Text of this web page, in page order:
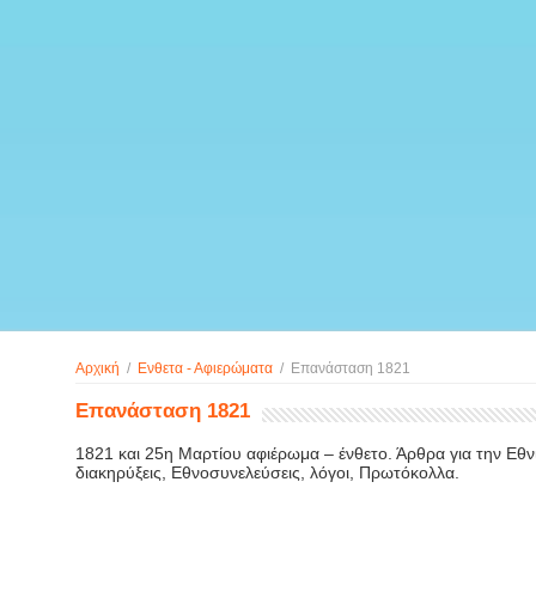
Αρχική / Ενθετα - Αφιερώματα / Επανάσταση 1821
Επανάσταση 1821
1821 και 25η Μαρτίου αφιέρωμα – ένθετο. Άρθρα για την
διακηρύξεις, Εθνοσυνελεύσεις, λόγοι, Πρωτόκολλα.